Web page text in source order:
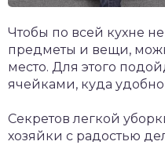
Чтобы по всей кухне
предметы и вещи,
место. Для этого
ячейками, куда удобно
Секретов легкой
хозяйки с радостью